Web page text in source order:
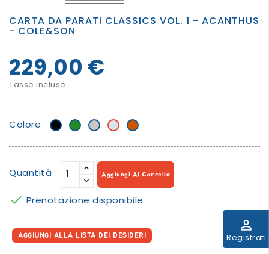
perm_identity
Registrati
CARTA DA PARATI CLASSICS VOL. 1 - ACANTHUS
- COLE&SON
229,00 €
Tasse incluse
Colore NeroVerdeGrigioAzzurro
Rosso
Quantità Aggiungi Al Carrello
 Prenotazione disponibile
AGGIUNGI ALLA LISTA DEI DESIDERI